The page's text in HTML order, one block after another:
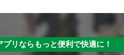
プリならもっと便利で快適に！